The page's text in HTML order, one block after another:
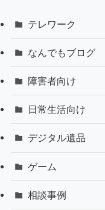
テレワーク
なんでもブログ
障害者向け
日常生活向け
デジタル遺品
ゲーム
相談事例